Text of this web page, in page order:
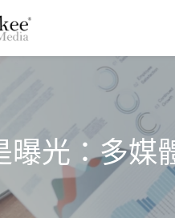
曝光：多媒